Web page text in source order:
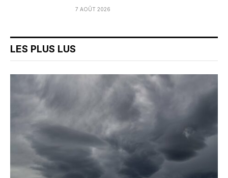
7 AOÛT 2026
LES PLUS LUS